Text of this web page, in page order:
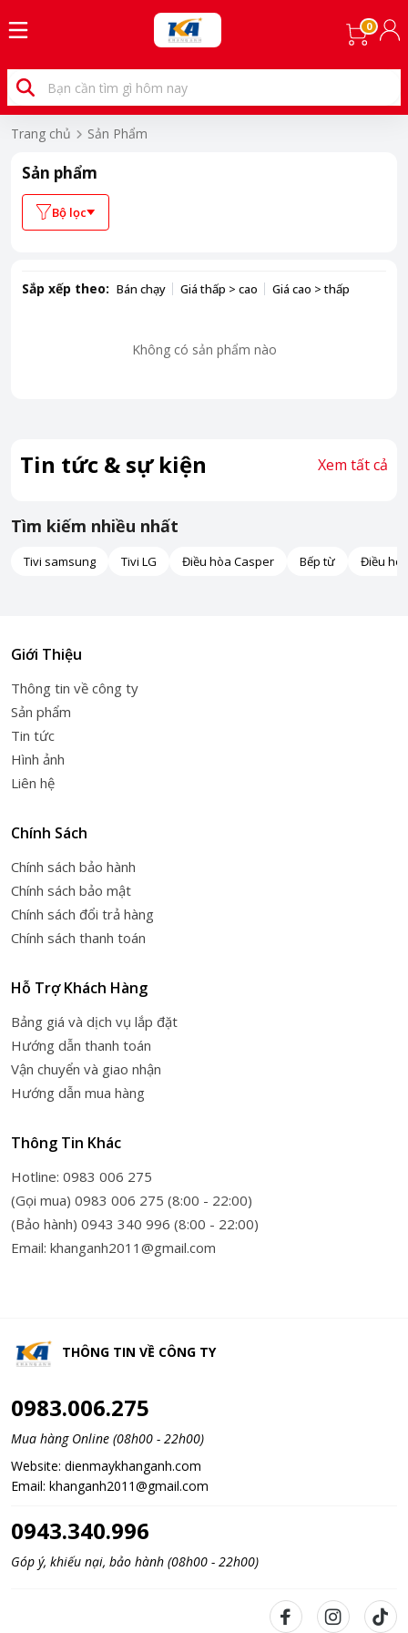
0
Trang chủ Sản Phẩm
Sản phẩm
Bộ lọc
Sắp xếp theo: Bán chạy Giá thấp > cao Giá cao > thấp
Không có sản phẩm nào
Tin tức & sự kiện Xem tất cả
Tìm kiếm nhiều nhất
Tivi samsung Tivi LG Điều hòa Casper Bếp từ Điều
Giới Thiệu
Thông tin về công ty
Sản phẩm
Tin tức
Hình ảnh
Liên hệ
Chính Sách
Chính sách bảo hành
Chính sách bảo mật
Chính sách đổi trả hàng
Chính sách thanh toán
Hỗ Trợ Khách Hàng
Bảng giá và dịch vụ lắp đặt
Hướng dẫn thanh toán
Vận chuyển và giao nhận
Hướng dẫn mua hàng
Thông Tin Khác
Hotline: 0983 006 275
(Gọi mua) 0983 006 275 (8:00 - 22:00)
(Bảo hành) 0943 340 996 (8:00 - 22:00)
Email: khanganh2011@gmail.com
THÔNG TIN VỀ CÔNG TY
0983.006.275
Mua hàng Online (08h00 - 22h00)
Website: dienmaykhanganh.com
Email: khanganh2011@gmail.com
0943.340.996
Góp ý, khiếu nại, bảo hành (08h00 - 22h00)